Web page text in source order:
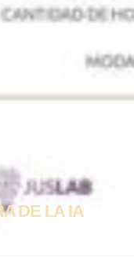
DE LA IA